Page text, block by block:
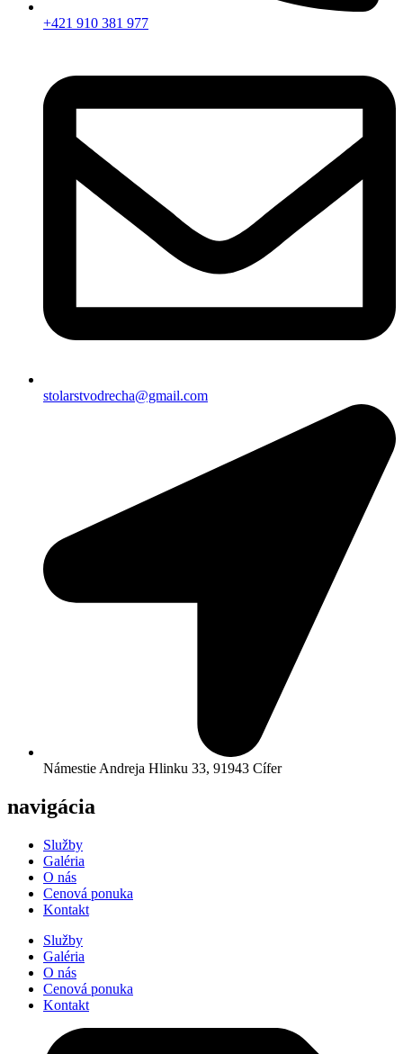
+421 910 381 977
stolarstvodrecha@gmail.com
Námestie Andreja Hlinku 33, 91943 Cífer
navigácia
Služby
Galéria
O nás
Cenová ponuka
Kontakt
Služby
Galéria
O nás
Cenová ponuka
Kontakt